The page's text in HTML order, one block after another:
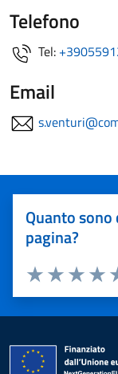
Telefono
Tel:
Email
Quanto
pagina?
Valuta 3
Valuta 2
Valuta 1 stelle